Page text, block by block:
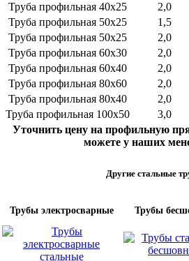
Труба профильная 40х25
2,0
Труба профильная 50х25
1,5
Труба профильная 50х25
2,0
Труба профильная 60х30
2,0
Труба профильная 60х40
2,0
Труба профильная 80х60
2,0
Труба профильная 80х40
2,0
Труба профильная 100х50
3,0
Уточнить цену на профильную
можете у наших
Другие стальные
Трубы электросварные Трубы